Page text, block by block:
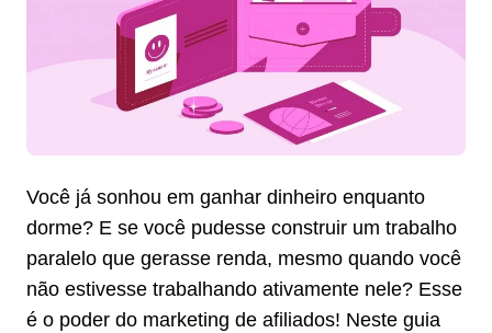
Você já sonhou em ganhar dinheiro enquanto
dorme? E se você pudesse construir um trabalho
paralelo que gerasse renda, mesmo quando você
não estivesse trabalhando ativamente nele? Esse
é o poder do marketing de afiliados! Neste guia